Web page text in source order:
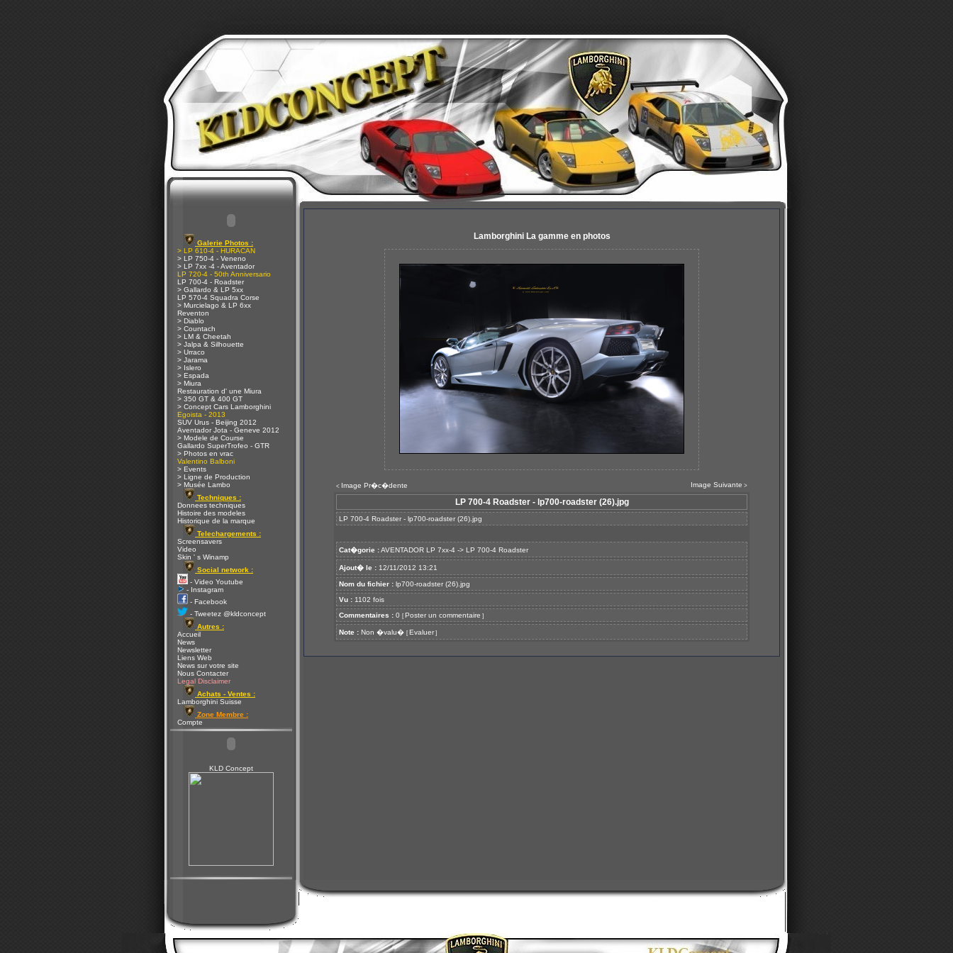
Galerie Photos :
> LP 610-4 - HURACAN
> LP 750-4 - Veneno
> LP 7xx -4 - Aventador
LP 720-4 - 50th Anniversario
LP 700-4 - Roadster
> Gallardo & LP 5xx
LP 570-4 Squadra Corse
> Murcielago & LP 6xx
Reventon
> Diablo
> Countach
> LM & Cheetah
> Jalpa & Silhouette
> Urraco
> Jarama
> Islero
> Espada
> Miura
Restauration d' une Miura
> 350 GT & 400 GT
> Concept Cars Lamborghini
Egoista - 2013
SUV Urus - Beijing 2012
Aventador Jota - Geneve 2012
> Modele de Course
Gallardo SuperTrofeo - GTR
> Photos en vrac
Valentino Balboni
> Events
> Ligne de Production
> Musée Lambo
Techniques :
Donnees techniques
Histoire des modeles
Historique de la marque
Telechargements :
Screensavers
Video
Skin ' s Winamp
Social network :
- Video Youtube
- Instagram
- Facebook
- Tweetez @kldconcept
Autres :
Accueil
News
Newsletter
Liens Web
News sur votre site
Nous Contacter
Legal Disclaimer
Achats - Ventes :
Lamborghini Suisse
Zone Membre :
Compte
KLD Concept
Lamborghini La gamme en photos
< Image Pr�c�dente Image Suivante >
LP 700-4 Roadster - lp700-roadster (26).jpg
LP 700-4 Roadster - lp700-roadster (26).jpg
Cat�gorie :AVENTADOR LP 7xx-4 -> LP 700-4 Roadster
Ajout� le : 12/11/2012 13:21
Nom du fichier : lp700-roadster (26).jpg
Vu : 1102 fois
Commentaires : 0 [ Poster un commentaire ]
Note : Non �valu� [ Evaluer ]